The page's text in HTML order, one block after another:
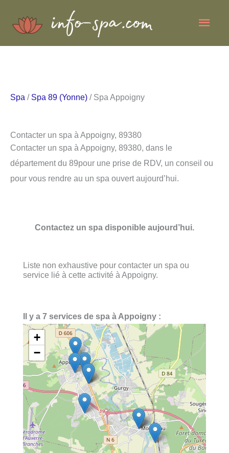
Spa / Spa 89 (Yonne) / Spa Appoigny
Contacter un spa à Appoigny, 89380
Contacter un spa à Appoigny, 89380, dans le
département du 89pour une prise de RDV, un conseil ou
pour vous rendre au un spa ouvert aujourd’hui.
Contactez un spa disponible aujourd’hui.
Liste non exhaustive pour contacter un spa ou
service lié à cette activité à Appoigny.
Il y a 7 services de spa à Appoigny :
+
−